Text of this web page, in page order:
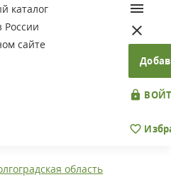
каталог
России
сайте
область